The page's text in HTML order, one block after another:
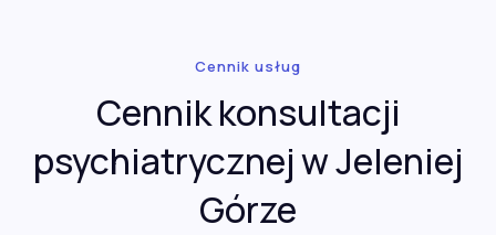
Cennik usług
Cennik konsultacji
psychiatrycznej w Jeleniej
Górze